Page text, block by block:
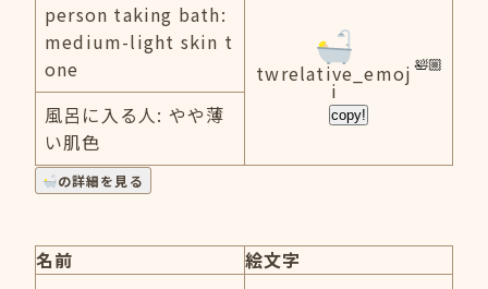
person taking bath:
medium-light skin t
one
twrelative_emoj
i
copy!
風呂に入る人: やや薄
い肌色
の詳細を見る
名前
絵文字